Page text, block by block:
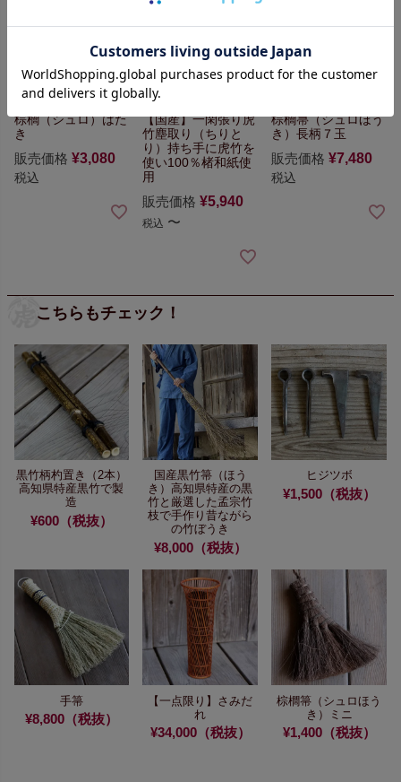
棕櫚（シュロ）はた
き
販売価格 ¥3,080
税込
【国産】一閑張り虎
竹塵取り（ちりと
り）持ち手に虎竹を
使い100％楮和紙使
用
販売価格 ¥5,940
税込 〜
棕櫚箒（シュロほう
き）長柄７玉
販売価格 ¥7,480
税込
こちらもチェック！
黒竹柄杓置き（2本）
高知県特産黒竹で製
造
¥600（税抜）
国産黒竹箒（ほう
き）高知県特産の黒
竹と 厳選した孟宗竹
枝で手作り昔ながら
の竹ぼうき
¥8,000（税抜）
ヒジツボ
¥1,500（税抜）
手箒
¥8,800（税抜）
【一点限り】 さみだ
れ
¥34,000（税抜）
棕櫚箒（シュロほう
き）ミニ
¥1,400（税抜）